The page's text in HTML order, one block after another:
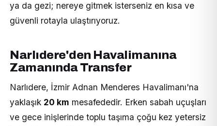
ya da gezi; nereye gitmek isterseniz en kısa ve
güvenli rotayla ulaştırıyoruz.
Narlıdere'den Havalimanına
Zamanında Transfer
Narlıdere, İzmir Adnan Menderes Havalimanı'na
yaklaşık 20 km mesafededir. Erken sabah uçuşları
ve gece inişlerinde toplu taşıma çoğu kez yetersiz